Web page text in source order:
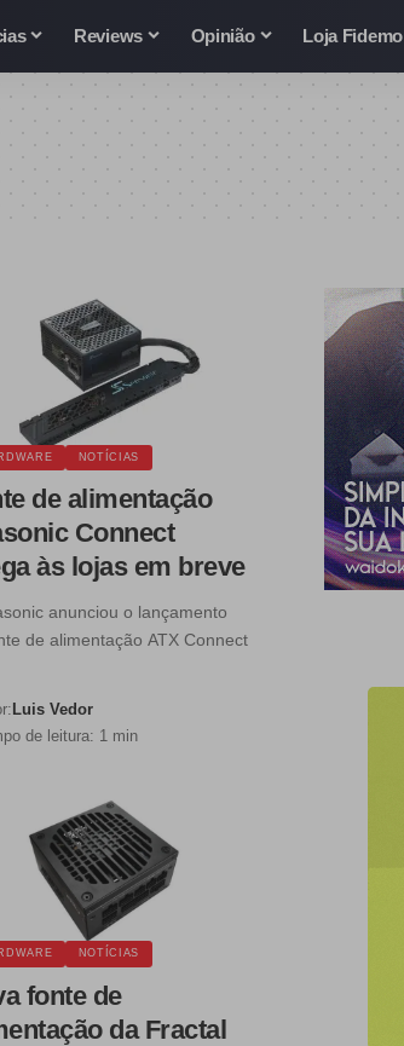
Reviews Opinião Loja Fidemo
NOTÍCIAS
de alimentação
Connect
às lojas em breve
anunciou o lançamento
de alimentação ATX Connect
Luis Vedor
de leitura: 1 min
NOTÍCIAS
fonte de
da Fractal